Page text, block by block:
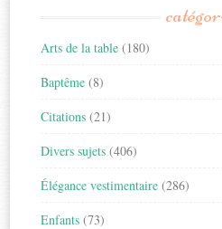
Arts de la table (180)
Baptême (8)
Citations (21)
Divers sujets (406)
Élégance vestimentaire (286)
Enfants (73)